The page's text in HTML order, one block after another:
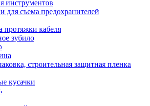
инструментов
для съема предохранителей
протяжки кабеля
зубило
строительная защитная пленка
кусачки